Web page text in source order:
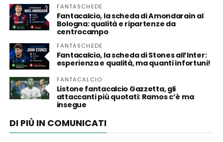
FANTASCHEDE
Fantacalcio, la scheda di Amondarain al
Bologna: qualità e ripartenze da
centrocampo
FANTASCHEDE
Fantacalcio, la scheda di Stones all’Inter:
esperienza e qualità, ma quanti infortuni!
FANTACALCIO
Listone fantacalcio Gazzetta, gli
attaccanti più quotati: Ramos c’è ma
insegue
DI PIÙ IN COMUNICATI